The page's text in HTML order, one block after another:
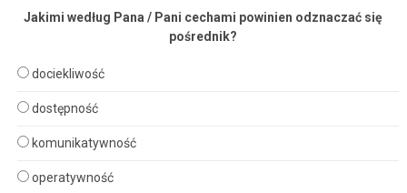
Jakimi według Pana / Pani cechami powinien odznaczać się
pośrednik?
dociekliwość
dostępność
komunikatywność
operatywność